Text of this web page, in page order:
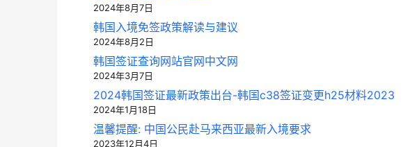
2024年8月7日
韩国入境免签政策解读与建议
2024年8月2日
韩国签证查询网站官网中文网
2024年3月7日
2024韩国签证最新政策出台-韩国c38签证变更h25材料2023
2024年1月18日
温馨提醒: 中国公民赴马来西亚最新入境要求
2023年12月4日